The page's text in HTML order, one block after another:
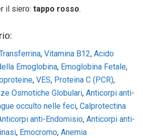
il siero: tappo rosso.
, Vitamina B12, Acido
Emoglobina, Emoglobina Fetale,
, VES, Proteina C (PCR),
Osmotiche Globulari, Anticorpi anti-
occulto nelle feci, Calprotectina
anti-Endomisio, Anticorpi anti-
, Emocromo, Anemia